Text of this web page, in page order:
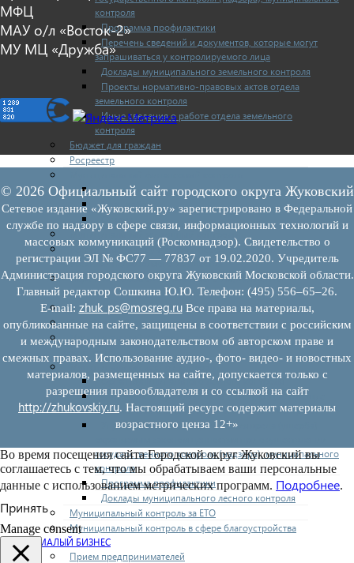
контроля
Программа профилактики
Перечень сведений и документов, которые могут
запрашиваться у контролируемого лица
Доклады муниципального земельного контроля
Проекты нормативно-правовых актов отдела
земельного контроля
Иные сведения о работе отдела земельного
контроля
Бюджет для граждан
Росреестр
Нормативные документы
План работ
Отчеты
Муниципальный жилищный контроль
Реестр земельных участков с неоформленными
объектами недвижимого имущества
Перечень объектов недвижимого имущества г.о.
Жуковский
Списки кандидатов в присяжные заседатели
Служба судебных приставов
Муниципальный контроль на автомобильном
транспорте
Муниципальный лесной контроль
Орган муниципального лесного контроля
Нормативно-правовые акты (НПА), регулирующие
осуществление муниципального лесного контроля:
Управление рисками причинения вреда (ущерба)
государственного контроля (надзора), муниципального
контроля
Программа профилактики
Доклады муниципального лесного контроля
Муниципальный контроль за ЕТО
Муниципальный контроль в сфере благоустройства
МАЛЫЙ БИЗНЕС
Прием предпринимателей
МФЦ
МАУ о/л «Восток-2»
МУ МЦ «Дружба»
© 2026 Официальный сайт городского округа Жуковский
Сетевое издание «Жуковский.ру» зарегистрировано в Федеральной
службе по надзору в сфере связи, информационных технологий и
массовых коммуникаций (Роскомнадзор). Свидетельство о
регистрации ЭЛ № ФС77 — 77837 от 19.02.2020. Учредитель
Администрация городского округа Жуковский Московской области.
Главный редактор Сошкина Ю.Ю. Телефон: (495) 556–65–26.
E‑mail: zhuk_ps@mosreg.ruВсе права на материалы,
опубликованные на сайте, защищены в соответствии с российским
и международным законодательством об авторском праве и
смежных правах. Использование аудио-, фото- видео- и новостных
материалов, размещенных на сайте, допускается только с
разрешения правообладателя и со ссылкой на сайт
http://zhukovskiy.ru. Настоящий ресурс содержит материалы
возрастного ценза 12+»
Во время посещения сайта Городской округ Жуковский вы
соглашаетесь с тем, что мы обрабатываем ваши персональные
данные с использованием метрических программ. Подробнее.
Принять
Manage consent